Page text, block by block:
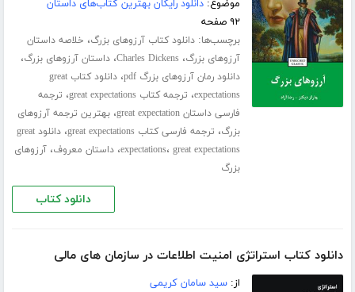
موضوع:دانلود رایگان بهترین کتاب‌های داستان
۹۲ صفحه
برچسب‌ها:دانلود کتاب آرزوهای بزرگ، خلاصه داستان
آرزوهای بزرگ،Charles Dickens،داستان آرزوهای بزرگ،
دانلود رمان آرزوهای بزرگ pdf ،
دانلود کتاب great
expectations، ترجمه کتاب great expectations ، ترجمه
فارسی داستان great expectation
،بهترین ترجمه آرزوهای
بزرگ، ترجمه فارسی کتاب great expectations ،
دانلود great
expectations، great expectations ،داستان معروف،آرزوهای
بزرگ
دانلود کتاب
دانلود کتاب استراتژی امنیت اطلاعات در سازمان های مالی
از:سید سامان کریمی